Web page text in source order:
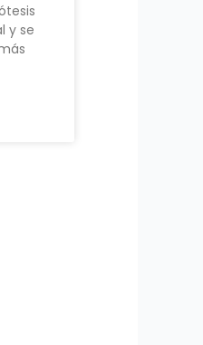
y se